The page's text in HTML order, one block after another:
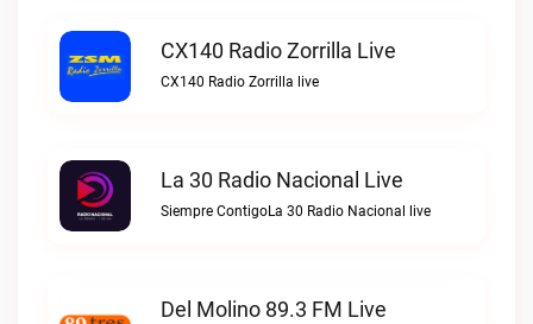
CX140 Radio Zorrilla Live
CX140 Radio Zorrilla live
La 30 Radio Nacional Live
Siempre ContigoLa 30 Radio Nacional live
Del Molino 89.3 FM Live